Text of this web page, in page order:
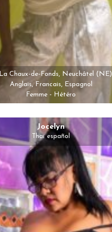
La Chaux-de-Fonds, Neuchâtel (NE)
Anglais, Francais, Espagnol
Femme - Hétéro
Jocelyn
Thaï español